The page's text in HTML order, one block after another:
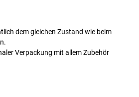
dem gleichen Zustand wie beim
Verpackung mit allem Zubehör